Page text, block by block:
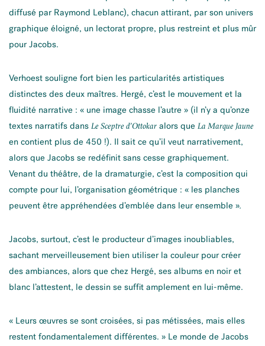
diffusé par Raymond Leblanc), chacun attirant, par son univers
graphique éloigné, un lectorat propre, plus restreint et plus mûr
pour Jacobs.
Verhoest souligne fort bien les particularités artistiques
distinctes des deux maîtres. Hergé, c’est le mouvement et la
fluidité narrative : « une image chasse l’autre » (il n’y a qu’onze
textes narratifs dans Le Sceptre d’Ottokar alors que La Marque Jaune
en contient plus de 450 !). Il sait ce qu’il veut narrativement,
alors que Jacobs se redéfinit sans cesse graphiquement.
Venant du théâtre, de la dramaturgie, c’est la composition qui
compte pour lui, l’organisation géométrique : « les planches
peuvent être appréhendées d’emblée dans leur ensemble ».
Jacobs, surtout, c’est le producteur d’images inoubliables,
sachant merveilleusement bien utiliser la couleur pour créer
des ambiances, alors que chez Hergé, ses albums en noir et
blanc l’attestent, le dessin se suffit amplement en lui-même.
« Leurs œuvres se sont croisées, si pas métissées, mais elles
restent fondamentalement différentes. » Le monde de Jacobs